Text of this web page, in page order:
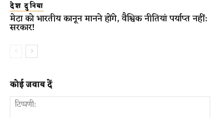
देश दुनिया
मेटा को भारतीय कानून मानने होंगे, वैश्विक नीतियां पर्याप्त नहीं:
सरकार!
कोई जवाब दें